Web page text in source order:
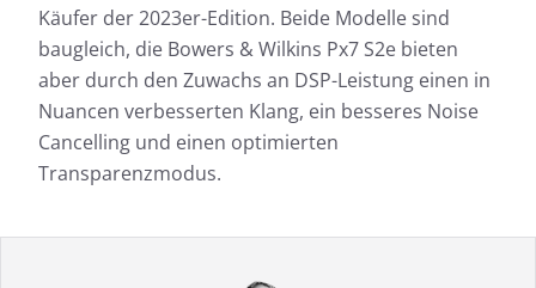
Käufer der 2023er-Edition. Beide Modelle sind
baugleich, die Bowers & Wilkins Px7 S2e bieten
aber durch den Zuwachs an DSP-Leistung einen in
Nuancen verbesserten Klang, ein besseres Noise
Cancelling und einen optimierten
Transparenzmodus.